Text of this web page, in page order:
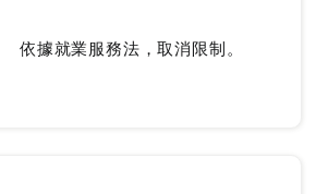
依據就業服務法，取消限制。